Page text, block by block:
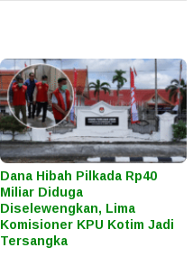
Dana Hibah Pilkada Rp40
Miliar Diduga
Diselewengkan, Lima
Komisioner KPU Kotim Jadi
Tersangka